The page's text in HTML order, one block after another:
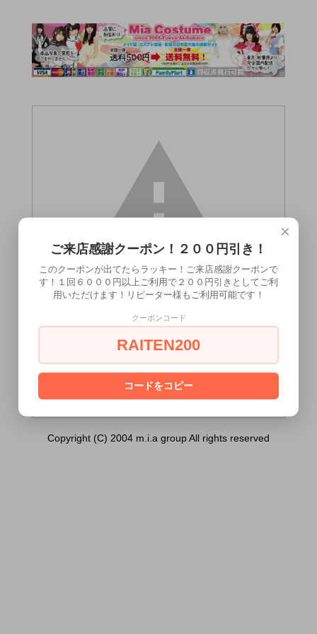
の世代 プラス）は18歳未満の方には販売で
[ はい ] [ いいえ ]
Copyright (C) 2004 m.i.a group All rights reserved
×
ご来店感謝クーポン！２００円引き！
このクーポンが出てたらラッキー！ご来店感謝クーポンで
す！１回６０００円以上ご利用で２００円引きとしてご利
用いただけます！リピーター様もご利用可能です！
クーポンコード
RAITEN200
コードをコピー